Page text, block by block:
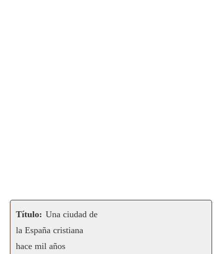
Título: Una ciudad de
la España cristiana
hace mil años